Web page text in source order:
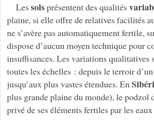
Les solsprésentent des qualités
plaine, si elle offre de relatives facilités
ne s’avère pas automatiquement fertile,
dispose d’aucun moyen technique pour
insuffisances. Les variations qualitatives
toutes les échelles : depuis le terroir
jusqu’aux plus vastes étendues. En
plus grande plaine du monde), le podzol
privé de ses éléments fertiles par les